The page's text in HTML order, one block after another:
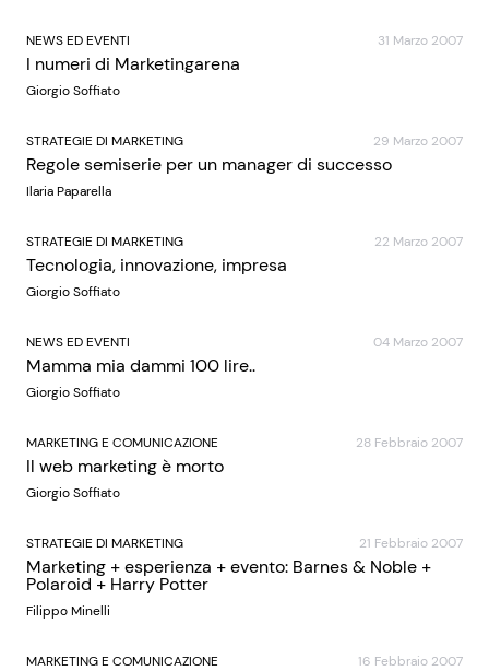
NEWS ED EVENTI 31 Marzo 2007
I numeri di Marketingarena
Giorgio Soffiato
STRATEGIE DI MARKETING 29 Marzo 2007
Regole semiserie per un manager di successo
Ilaria Paparella
STRATEGIE DI MARKETING 22 Marzo 2007
Tecnologia, innovazione, impresa
Giorgio Soffiato
NEWS ED EVENTI 04 Marzo 2007
Mamma mia dammi 100 lire..
Giorgio Soffiato
MARKETING E COMUNICAZIONE 28 Febbraio 2007
Il web marketing è morto
Giorgio Soffiato
STRATEGIE DI MARKETING 21 Febbraio 2007
Marketing + esperienza + evento: Barnes & Noble +
Polaroid + Harry Potter
Filippo Minelli
MARKETING E COMUNICAZIONE 16 Febbraio 2007